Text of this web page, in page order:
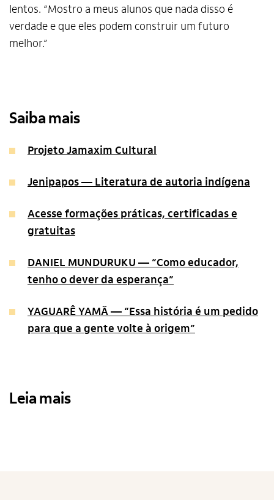
lentos. “Mostro a meus alunos que nada disso é
verdade e que eles podem construir um futuro
melhor.”
Saiba mais
Projeto Jamaxim Cultural
Jenipapos — Literatura de autoria indígena
Acesse formações práticas, certificadas e
gratuitas
DANIEL MUNDURUKU –– “Como educador,
tenho o dever da esperança”
YAGUARÊ YAMÃ — “Essa história é um pedido
para que a gente volte à origem”
Leia mais